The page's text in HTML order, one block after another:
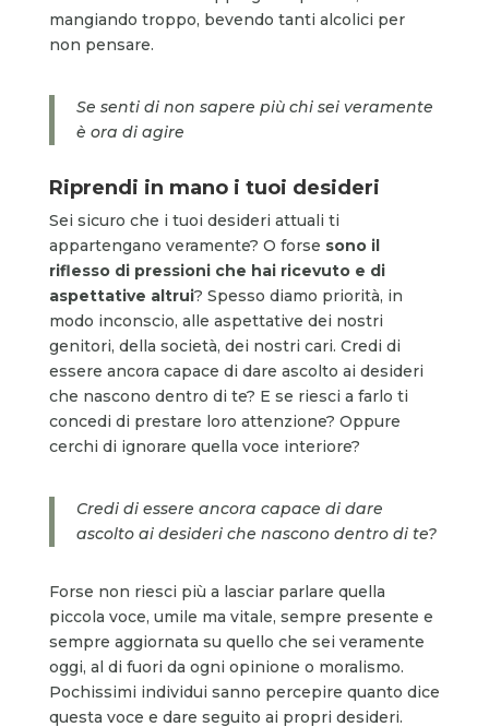
mangiando troppo, bevendo tanti alcolici per
non pensare.
Se senti di non sapere più chi sei veramente
è ora di agire
Riprendi in mano i tuoi desideri
Sei sicuro che i tuoi desideri attuali ti
appartengano veramente? O forse sono il
riflesso di pressioni che hai ricevuto e di
aspettative altrui? Spesso diamo priorità, in
modo inconscio, alle aspettative dei nostri
genitori, della società, dei nostri cari. Credi di
essere ancora capace di dare ascolto ai desideri
che nascono dentro di te? E se riesci a farlo ti
concedi di prestare loro attenzione? Oppure
cerchi di ignorare quella voce interiore?
Credi di essere ancora capace di dare
ascolto ai desideri che nascono dentro di te?
Forse non riesci più a lasciar parlare quella
piccola voce, umile ma vitale, sempre presente e
sempre aggiornata su quello che sei veramente
oggi, al di fuori da ogni opinione o moralismo.
Pochissimi individui sanno percepire quanto dice
questa voce e dare seguito ai propri desideri.